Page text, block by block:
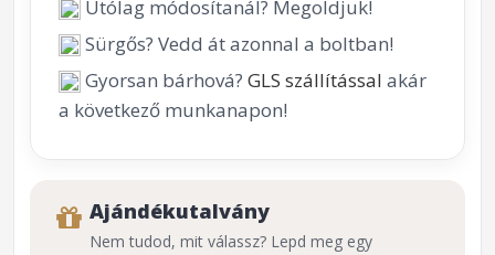
Utólag módosítanál? Megoldjuk!
Sürgős? Vedd át azonnal a boltban!
Gyorsan bárhová? GLS szállítással akár
a következő munkanapon!
Ajándékutalvány
Nem tudod, mit válassz? Lepd meg egy